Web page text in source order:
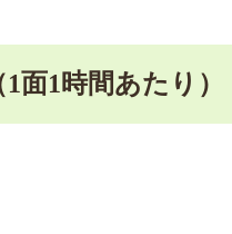
面1時間あたり）